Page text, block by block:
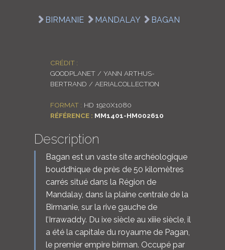
BIRMANIE MANDALAY BAGAN
CRÉDIT :
GOODPLANET / YANN ARTHUS-
BERTRAND / AERIALCOLLECTION
FORMAT : HD 1920X1080
RÉFÉRENCE : MM1401-HM002610
Description
Bagan est un vaste site archéologique
bouddhique de près de 50 kilomètres
carrés situé dans la Région de
Mandalay, dans la plaine centrale de la
Birmanie, sur la rive gauche de
l’Irrawaddy. Du ixe siècle au xiiie siècle, il
a été la capitale du royaume de Pagan,
le premier empire birman. Occupé par